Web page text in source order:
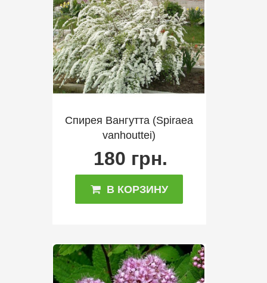
Спирея Вангутта (Spiraea
vanhouttei)
180 грн.
В КОРЗИНУ